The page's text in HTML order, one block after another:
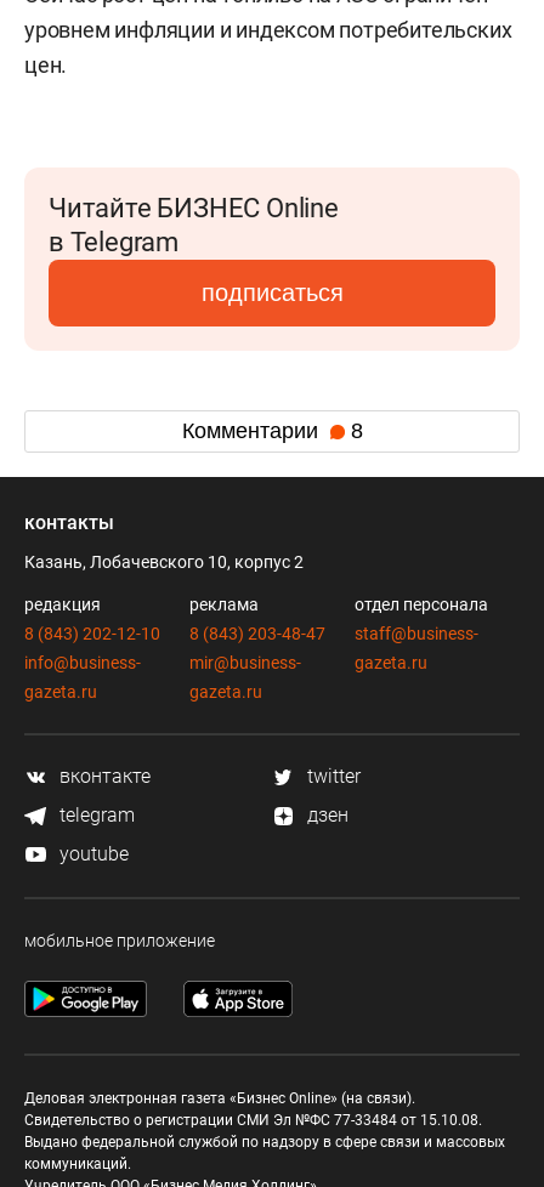
уровнем инфляции и индексом потребительских
цен.
Читайте БИЗНЕС Online
в Telegram
подписаться
Комментарии 8
контакты
Казань, Лобачевского 10, корпус 2
редакция
8 (843) 202-12-10
info@business-
gazeta.ru
реклама
8 (843) 203-48-47
mir@business-
gazeta.ru
отдел персонала
staff@business-
gazeta.ru
вконтакте
twitter
telegram
дзен
youtube
мобильное приложение
Деловая электронная газета «Бизнес Online» (на связи).
Свидетельство о регистрации СМИ Эл №ФС 77-33484 от 15.10.08.
Выдано федеральной службой по надзору в сфере связи и массовых
коммуникаций.